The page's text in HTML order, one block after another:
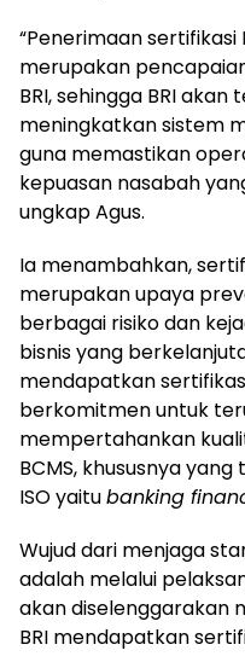
“Penerimaan sertifikasi
merupakan
BRI, sehingga BRI
meningkatkan sistem
guna memastikan
kepuasan nasabah
ungkap Agus.
Ia menambahkan,
merupakan upaya
berbagai risiko dan
bisnis yang
mendapatkan sertifikasi
berkomitmen untuk
mempertahankan
BCMS, khususnya
ISO yaitubanking
Wujud dari menjaga
adalah melalui
akan diselenggarakan
BRI mendapatkan